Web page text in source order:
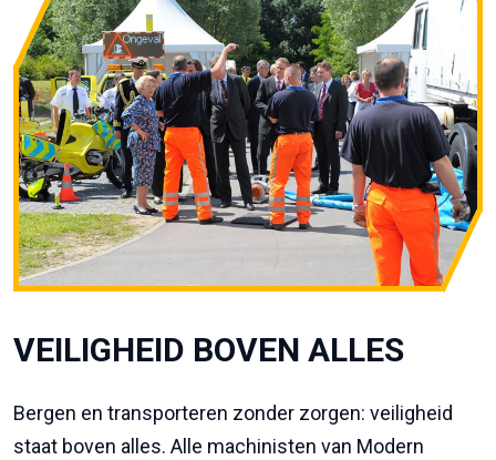
VEILIGHEID BOVEN ALLES
Bergen en transporteren zonder zorgen: veiligheid
staat boven alles. Alle machinisten van Modern